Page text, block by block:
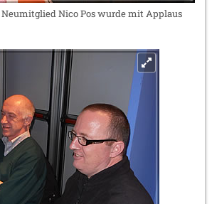
Nico Pos wurde mit Applaus